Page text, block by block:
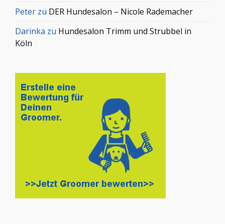
Peter zu DER Hundesalon – Nicole Rademacher
Darinka zu Hundesalon Trimm und Strubbel in
Köln